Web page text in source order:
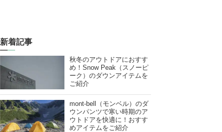
新着記事
秋冬のアウトドアにおすす
め！Snow Peak（スノーピ
ーク）のダウンアイテムを
ご紹介
mont-bell（モンベル）のダ
ウンパンツで寒い時期のア
ウトドアを快適に！おすす
めアイテムをご紹介